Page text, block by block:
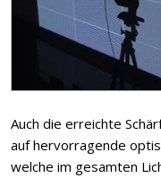
Auch die erreichte
auf hervorragende
welche im gesamten